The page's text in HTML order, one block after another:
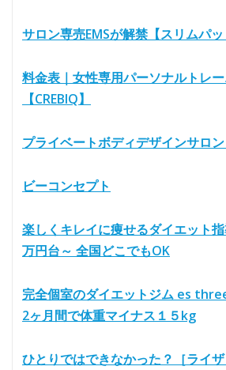
サロン専売EMSが解禁【スリムパッ
料金表｜女性専用パーソナルトレ
【CREBIQ】
プライベートボディデザインサロン
ビーコンセプト
楽しくキレイに痩せるダイエット
万円台～ 全国どこでもOK
完全個室のダイエットジム es
2ヶ月間で体重マイナス１５kg
ひとりではできなかった？［ライ